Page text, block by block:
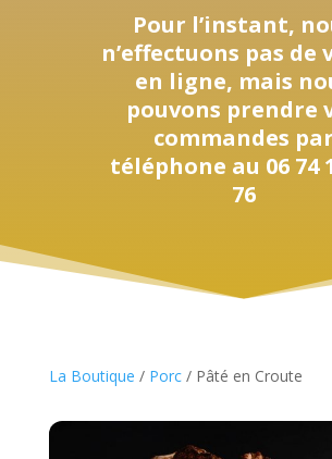
Pour l’instant,
n’effectuons pas de
en ligne, mais
pouvons prendre
commandes par
téléphone au 06 74
76
La Boutique / Porc/ Pâté en Croute